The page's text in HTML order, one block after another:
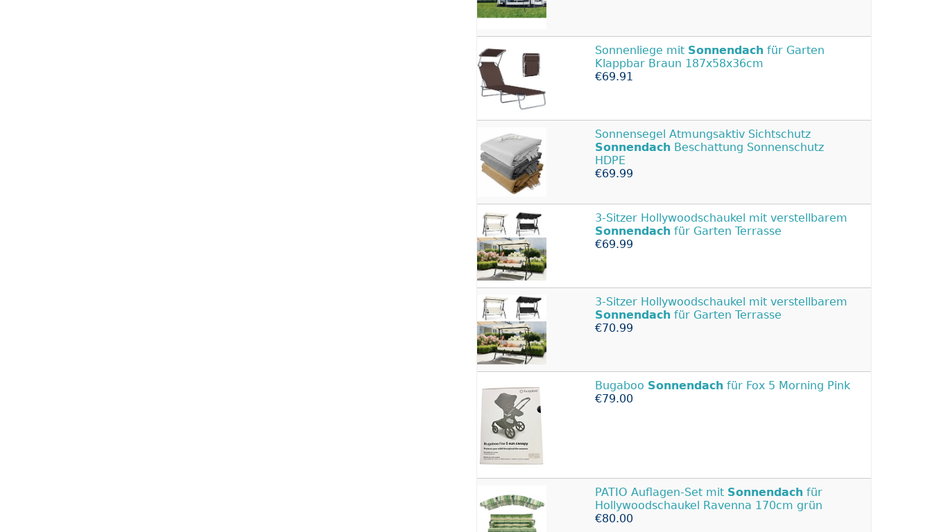
Sonnenliege mit Sonnendach für Garten
Klappbar Braun 187x58x36cm
€69.91
Sonnensegel Atmungsaktiv Sichtschutz
Sonnendach Beschattung Sonnenschutz
HDPE
€69.99
3-Sitzer Hollywoodschaukel mit verstellbarem
Sonnendach für Garten Terrasse
€69.99
3-Sitzer Hollywoodschaukel mit verstellbarem
Sonnendach für Garten Terrasse
€70.99
Bugaboo Sonnendach für Fox 5 Morning Pink
€79.00
PATIO Auflagen-Set mit Sonnendach für
Hollywoodschaukel Ravenna 170cm grün
€80.00